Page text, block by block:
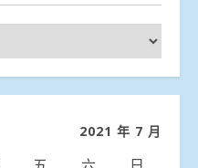
2021 年 7 月